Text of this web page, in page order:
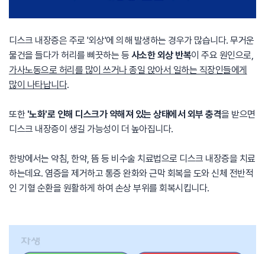
디스크 내장증은 주로 '외상'에 의해 발생하는 경우가 많습니다. 무거운
물건을 들다가 허리를 삐끗하는 등 사소한 외상 반복이 주요 원인으로,
가사노동으로 허리를 많이 쓰거나 종일 앉아서 일하는 직장인들에게
많이 나타납니다.
또한 '노화'로 인해 디스크가 약해져 있는 상태에서 외부 충격을 받으면
디스크 내장증이 생길 가능성이 더 높아집니다.
한방에서는 약침, 한약, 뜸 등 비수술 치료법으로 디스크 내장증을 치료
하는데요. 염증을 제거하고 통증 완화와 근막 회복을 도와 신체 전반적
인 기혈 순환을 원활하게 하여 손상 부위를 회복시킵니다.